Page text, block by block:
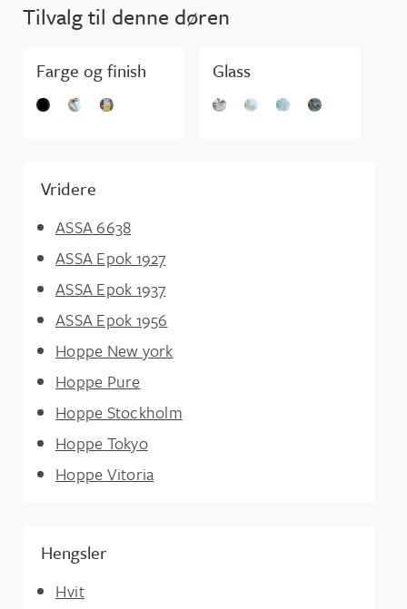
Tilvalg til denne døren
Farge og finish Glass
Vridere
ASSA 6638
ASSA Epok 1927
ASSA Epok 1937
ASSA Epok 1956
Hoppe New york
Hoppe Pure
Hoppe Stockholm
Hoppe Tokyo
Hoppe Vitoria
Hengsler
Hvit